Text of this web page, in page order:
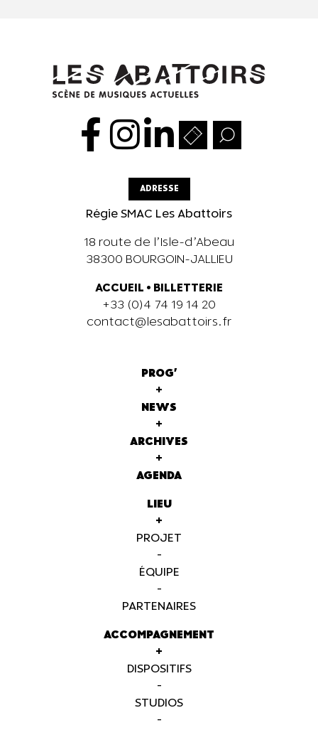
ADRESSE
Régie SMAC Les Abattoirs
18 route de l’Isle-d’Abeau
38300 BOURGOIN-JALLIEU
ACCUEIL • BILLETTERIE
+33 (0)4 74 19 14 20
contact@lesabattoirs.fr
PROG'
+
NEWS
+
ARCHIVES
+
AGENDA
LIEU
+
PROJET
-
ÉQUIPE
-
PARTENAIRES
ACCOMPAGNEMENT
+
DISPOSITIFS
-
STUDIOS
-